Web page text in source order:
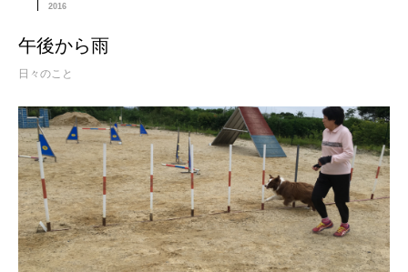
2016
午後から雨
日々のこと